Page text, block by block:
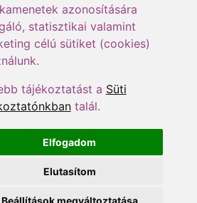
azonosítására
statisztikai valamint
célú sütiket (cookies)
tájékoztatást a Süti
talál.
Elfogadom
Elutasítom
Beállítások megváltoztatása
Bank, 10700581-
szám:
Minden jog fenntartva